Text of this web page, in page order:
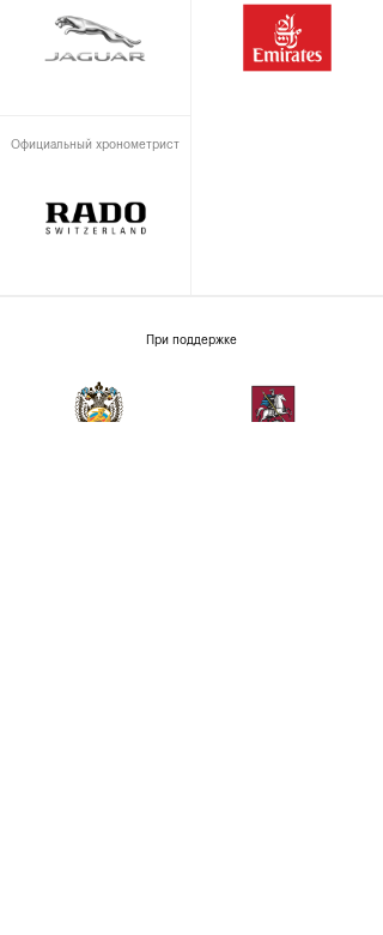
Официальный хронометрист
При поддержке